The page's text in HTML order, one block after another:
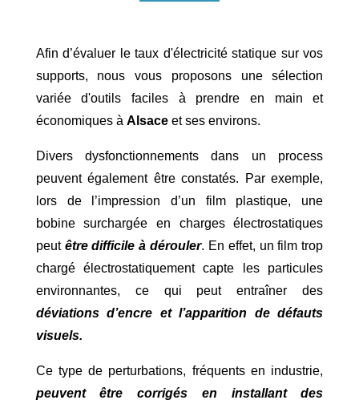
Afin d’évaluer le taux d'électricité statique sur vos
supports, nous vous proposons une sélection
variée d'outils faciles à prendre en main et
économiques à Alsaceet ses environs.
Divers dysfonctionnements dans un process
peuvent également être constatés. Par exemple,
lors de l’impression d’un film plastique, une
bobine surchargée en charges électrostatiques
peut être difficile à dérouler. En effet, un film trop
chargé électrostatiquement capte les particules
environnantes, ce qui peut entraîner des
déviations d’encre et l’apparition de défauts
visuels.
Ce type de perturbations, fréquents en industrie,
peuvent être corrigés en installant des